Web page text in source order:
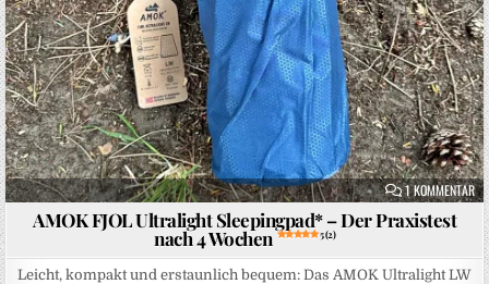
1 KOMMENTAR
AMOK FJOL Ultralight Sleepingpad* – Der Praxistest
nach 4 Wochen 5 (2)
Leicht, kompakt und erstaunlich bequem: Das AMOK Ultralight LW